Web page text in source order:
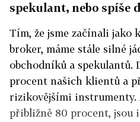
spekulant, nebo spíše
Tím, že jsme začínali jako
broker, máme stále silné
obchodníků a spekulantů.
procent našich klientů a
rizikovějšími instrumenty.
přibližně 80 procent, jsou